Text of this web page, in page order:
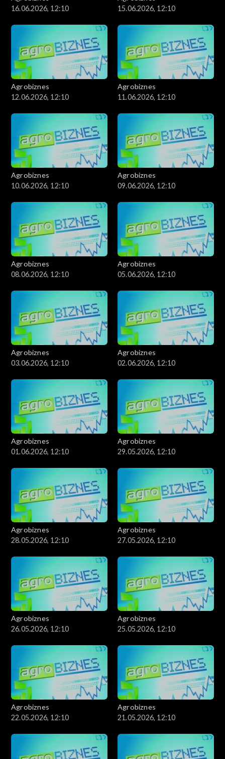
16.06.2026, 12:10
15.06.2026, 12:10
Agrobiznes
12.06.2026, 12:10
Agrobiznes
11.06.2026, 12:10
Agrobiznes
10.06.2026, 12:10
Agrobiznes
09.06.2026, 12:10
Agrobiznes
08.06.2026, 12:10
Agrobiznes
05.06.2026, 12:10
Agrobiznes
03.06.2026, 12:10
Agrobiznes
02.06.2026, 12:10
Agrobiznes
01.06.2026, 12:10
Agrobiznes
29.05.2026, 12:10
Agrobiznes
28.05.2026, 12:10
Agrobiznes
27.05.2026, 12:10
Agrobiznes
26.05.2026, 12:10
Agrobiznes
25.05.2026, 12:10
Agrobiznes
22.05.2026, 12:10
Agrobiznes
21.05.2026, 12:10